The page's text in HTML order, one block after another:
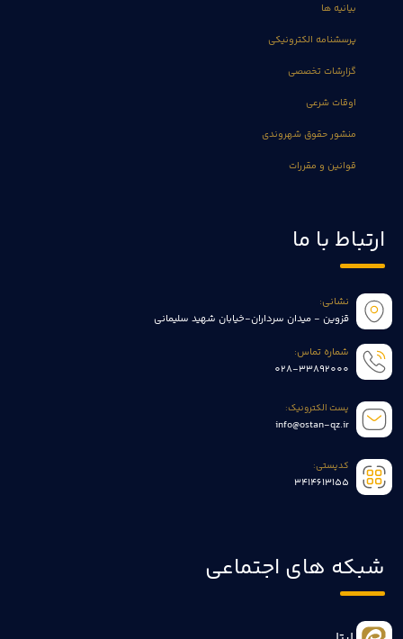
بیانیه ها
پرسشنامه الکترونیکی
گزارشات تخصصی
اوقات شرعی
منشور حقوق شهروندی
قوانین و مقررات
ارتباط با ما
نشانی:
قزوین - میدان سرداران-خیابان شهید سلیمانی
شماره تماس:
028-33892000
پست الکترونیک:
info@ostan-qz.ir
کدپستی:
3414613155
شبکه های اجتماعی